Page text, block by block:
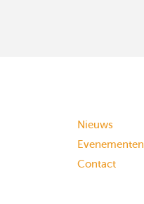
Nieuws
Evenementen
Contact